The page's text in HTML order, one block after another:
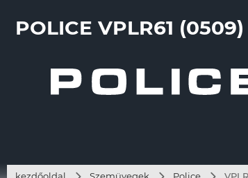
POLICE VPLR61 (0509)